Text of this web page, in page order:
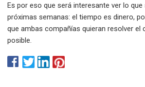
Es por eso que será interesante ver lo que
próximas semanas: el tiempo es dinero,
que ambas compañías quieran resolver el
posible.